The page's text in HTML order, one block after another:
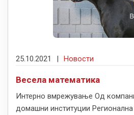
25.10.2021 | Новости
Весела математика
Интерно вмрежување Од
домашни институции